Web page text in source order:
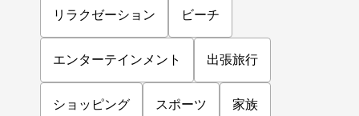
リラクゼーション ビーチ
エンターテインメント 出張旅行
ショッピング スポーツ 家族